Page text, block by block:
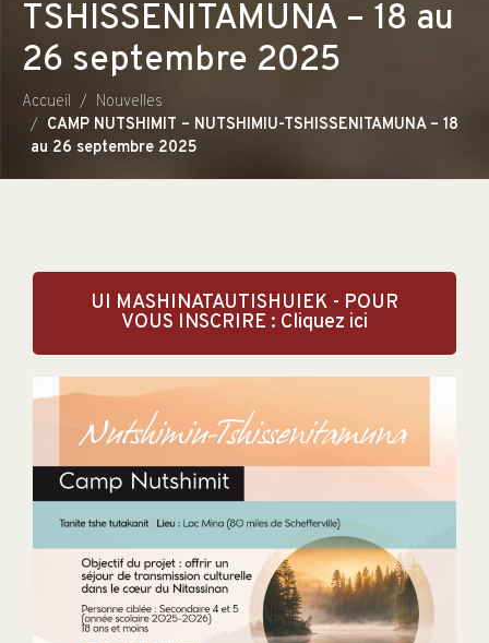
TSHISSENITAMUNA – 18 au
26 septembre 2025
Accueil
Nouvelles
CAMP NUTSHIMIT – NUTSHIMIU-TSHISSENITAMUNA – 18
au 26 septembre 2025
UI MASHINATAUTISHUIEK - POUR
VOUS INSCRIRE : Cliquez ici